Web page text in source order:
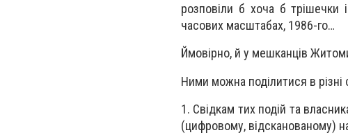
розповіли б хоча б трішечки
часових масштабах, 1986-го…
Ймовірно, й у мешканців
Ними можна поділитися в різні
1. Свідкам тих подій та
(цифровому, відсканованому)